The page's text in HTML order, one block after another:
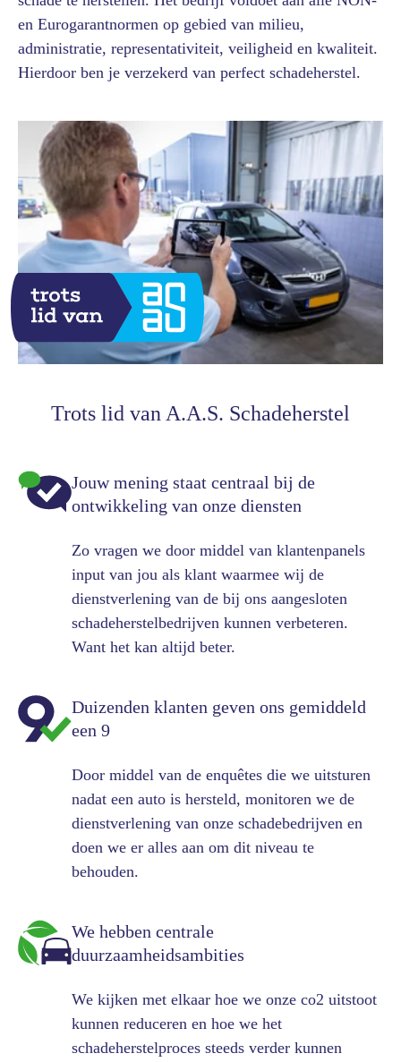
en Eurogarantnormen op gebied van milieu,
administratie, representativiteit, veiligheid en kwaliteit.
Hierdoor ben je verzekerd van perfect schadeherstel.
Trots lid van A.A.S. Schadeherstel
Jouw mening staat centraal bij de
ontwikkeling van onze diensten
Zo vragen we door middel van klantenpanels
input van jou als klant waarmee wij de
dienstverlening van de bij ons aangesloten
schadeherstelbedrijven kunnen verbeteren.
Want het kan altijd beter.
Duizenden klanten geven ons gemiddeld
een 9
Door middel van de enquêtes die we uitsturen
nadat een auto is hersteld, monitoren we de
dienstverlening van onze schadebedrijven en
doen we er alles aan om dit niveau te
behouden.
We hebben centrale
duurzaamheidsambities
We kijken met elkaar hoe we onze co2 uitstoot
kunnen reduceren en hoe we het
schadeherstelproces steeds verder kunnen